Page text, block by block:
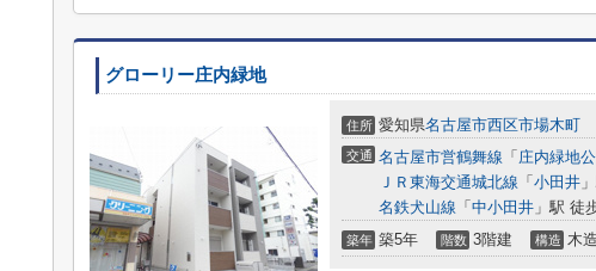
グローリー庄内緑地
住所 愛知県名古屋市西区市場木町
交通 名古屋市営鶴舞線 「 庄内緑地
ＪＲ東海交通城北線 「 小田井
名鉄犬山線 「 中小田井 」駅 徒
築年 築5年 階数 3階建 構造 木造